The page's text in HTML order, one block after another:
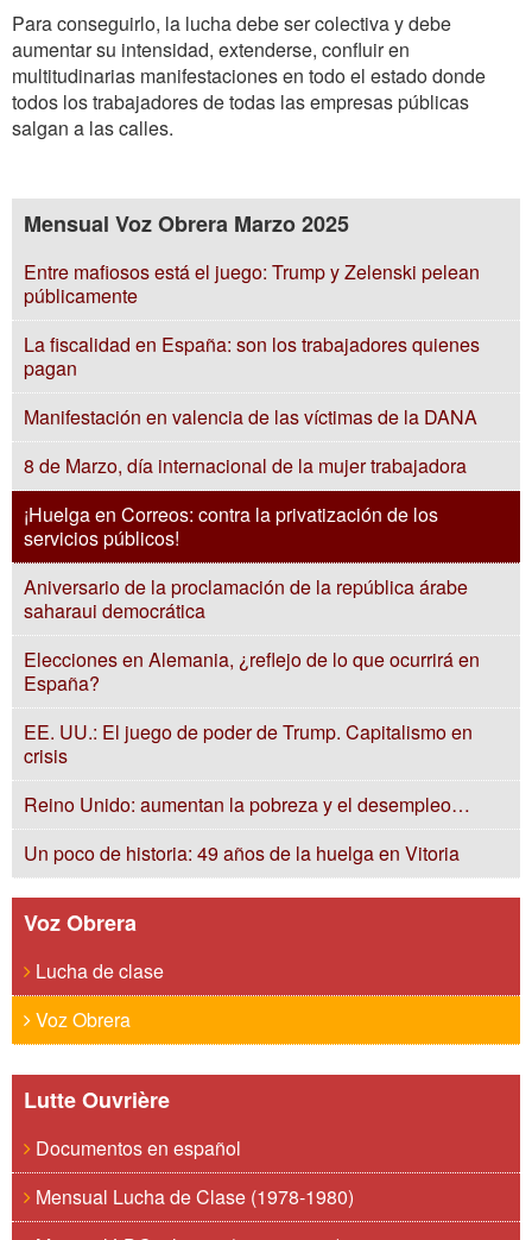
Para conseguirlo, la lucha debe ser colectiva y debe
aumentar su intensidad, extenderse, confluir en
multitudinarias manifestaciones en todo el estado donde
todos los trabajadores de todas las empresas públicas
salgan a las calles.
Mensual Voz Obrera Marzo 2025
Entre mafiosos está el juego: Trump y Zelenski pelean
públicamente
La fiscalidad en España: son los trabajadores quienes
pagan
Manifestación en valencia de las víctimas de la DANA
8 de Marzo, día internacional de la mujer trabajadora
¡Huelga en Correos: contra la privatización de los
servicios públicos!
Aniversario de la proclamación de la república árabe
saharaui democrática
Elecciones en Alemania, ¿reflejo de lo que ocurrirá en
España?
EE. UU.: El juego de poder de Trump. Capitalismo en
crisis
Reino Unido: aumentan la pobreza y el desempleo…
Un poco de historia: 49 años de la huelga en Vitoria
Voz Obrera
Lucha de clase
Voz Obrera
Lutte Ouvrière
Documentos en español
Mensual Lucha de Clase (1978-1980)